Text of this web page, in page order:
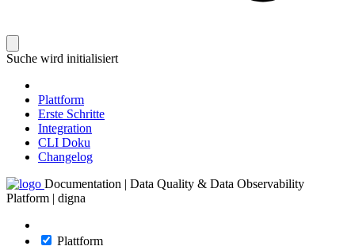
Suche wird initialisiert
Plattform
Erste Schritte
Integration
CLI Doku
Changelog
Documentation | Data Quality & Data Observability
Platform | digna
Plattform